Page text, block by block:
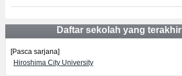
Daftar sekolah yang
[Pasca sarjana]
Hiroshima City University